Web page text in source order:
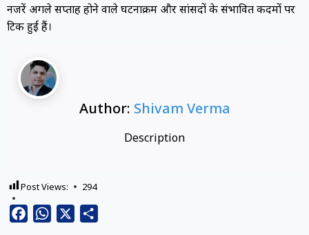
नजरें अगले सप्ताह होने वाले घटनाक्रम और सांसदों के संभावित कदमों पर
टिकी हुई हैं।
Author: Shivam Verma
Description
Post Views: 294
FacebookWhatsApp